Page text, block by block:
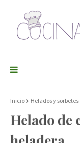
Inicio Helados y sorbetes
Helado de